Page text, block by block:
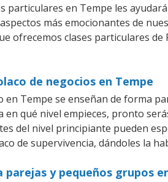
particulares en Tempe les
más emocionantes de
ofrecemos clases particulares
de negocios en Tempe
en Tempe se enseñan de forma
qué nivel empieces, pronto
del nivel principiante pueden
de supervivencia, dándoles la
parejas y pequeños grupos